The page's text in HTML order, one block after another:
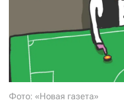
Фото: «Новая газета»